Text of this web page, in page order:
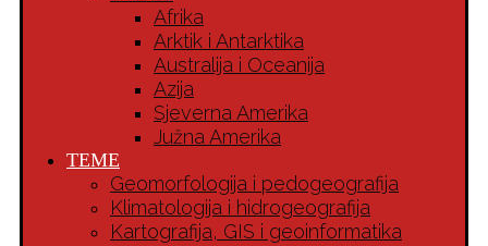
Afrika
Arktik i Antarktika
Australija i Oceanija
Azija
Sjeverna Amerika
Južna Amerika
TEME
Geomorfologija i pedogeografija
Klimatologija i hidrogeografija
Kartografija, GIS i geoinformatika